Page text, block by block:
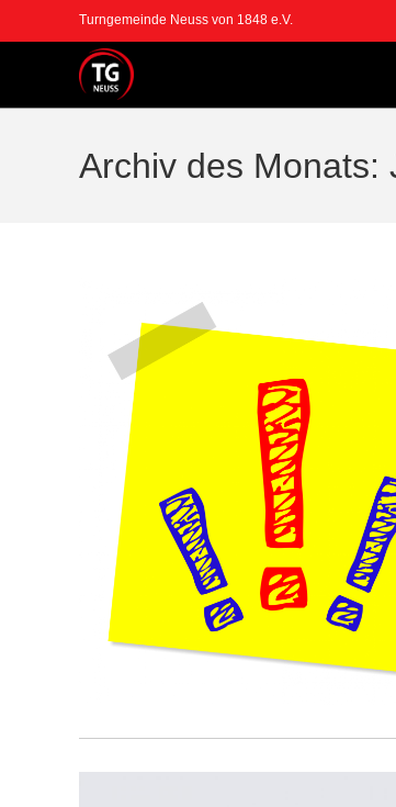
Inhalt
Turngemeinde Neuss von 1848 e.V.
Archiv des Monats: